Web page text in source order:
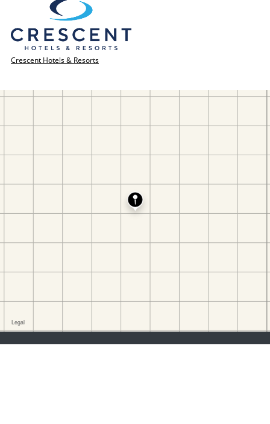
Crescent Hotels & Resorts